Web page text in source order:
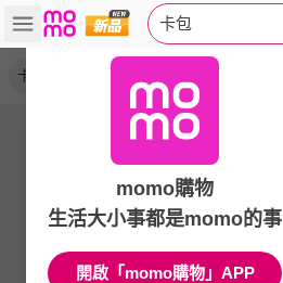
卡包
卡夾
momo購物
生活大小事都是momo的事
開啟「momo購物」APP